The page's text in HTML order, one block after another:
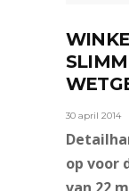
30 april 2014
op voor